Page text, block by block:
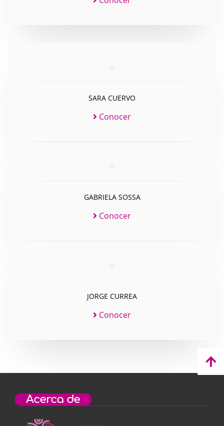
SARA CUERVO
Conocer
GABRIELA SOSSA
Conocer
JORGE CURREA
Conocer
Acerca de